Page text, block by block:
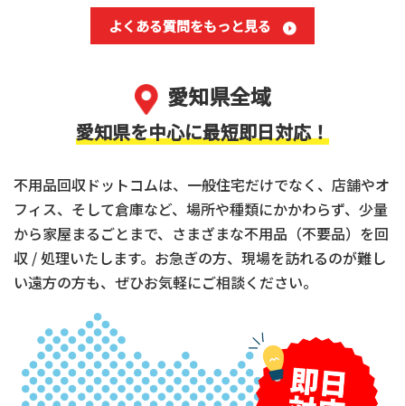
よくある質問をもっと見る
愛知県全域
愛知県を中心に最短即日対応！
不用品回収ドットコムは、一般住宅だけでなく、店舗やオ
フィス、そして倉庫など、場所や種類にかかわらず、少量
から家屋まるごとまで、さまざまな不用品（不要品）を回
収 / 処理いたします。お急ぎの方、現場を訪れるのが難し
い遠方の方も、ぜひお気軽にご相談ください。